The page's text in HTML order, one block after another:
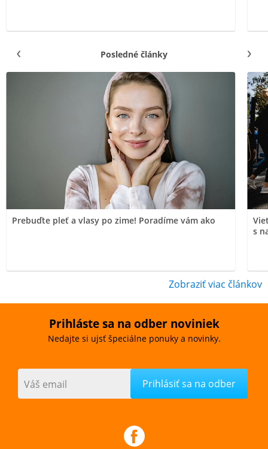
Posledné články
Prebuďte pleť a vlasy po zime! Poradíme vám ako
s
Zobraziť viac článkov
Prihláste sa na odber noviniek
Nedajte si ujsť špeciálne ponuky a novinky.
Váš email